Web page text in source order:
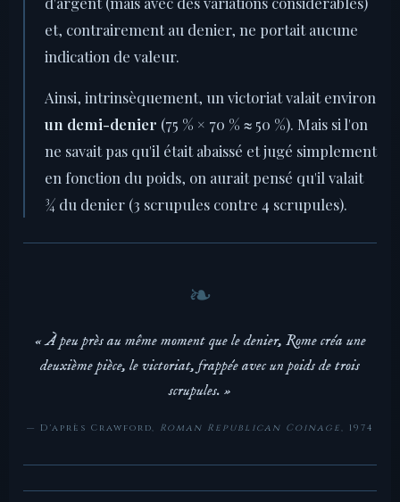
et, contrairement au denier, ne portait aucune
indication de valeur.
Ainsi, intrinsèquement, un victoriat valait environ
un demi-denier (75 % × 70 % ≈ 50 %). Mais si l'on
ne savait pas qu'il était abaissé et jugé simplement
en fonction du poids, on aurait pensé qu'il valait
¾ du denier (3 scrupules contre 4 scrupules).
« À peu près au même moment que le denier, Rome créa une
deuxième pièce, le victoriat, frappée avec un poids de trois
scrupules. »
— D'après Crawford, Roman Republican Coinage, 1974